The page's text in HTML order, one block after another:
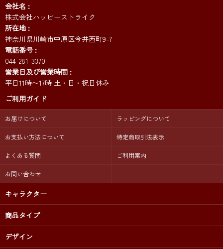
会社名
株式会社ハッピーストライク
所在地
神奈川県川崎市中原区今井西町9-7
電話番号
044-281-3370
営業日及び営業時間
平日11時〜17時 土・日・祝日休み
ご利用ガイド
お届けについて ラッピングについて
お支払い方法について 特定商取引法表示
よくある質問 ご利用案内
お問い合わせ
キャラクター
商品タイプ
デザイン